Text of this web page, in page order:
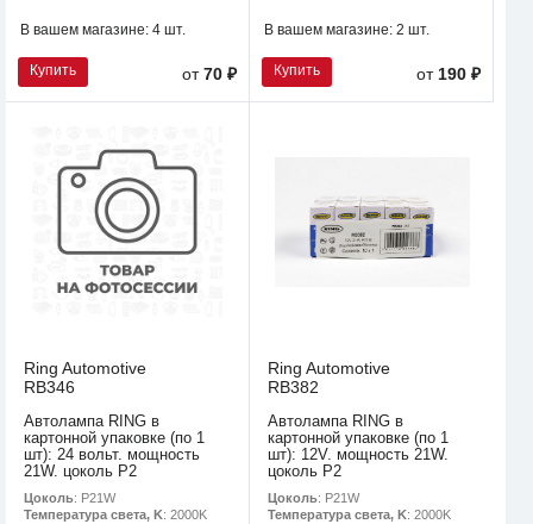
В вашем магазине: 4 шт.
Купить от70 ₽
В вашем магазине: 2 шт.
Купить от 190 ₽
Ring Automotive
RB346
Автолампа RING в
картонной упаковке (по 1
шт): 24 вольт. мощность
21W. цоколь P2
Цоколь: P21W
Температура света, K: 2000K
Ring Automotive
RB382
Автолампа RING в
картонной упаковке (по 1
шт): 12V. мощность 21W.
цоколь P2
Цоколь: P21W
Температура света, K: 2000K